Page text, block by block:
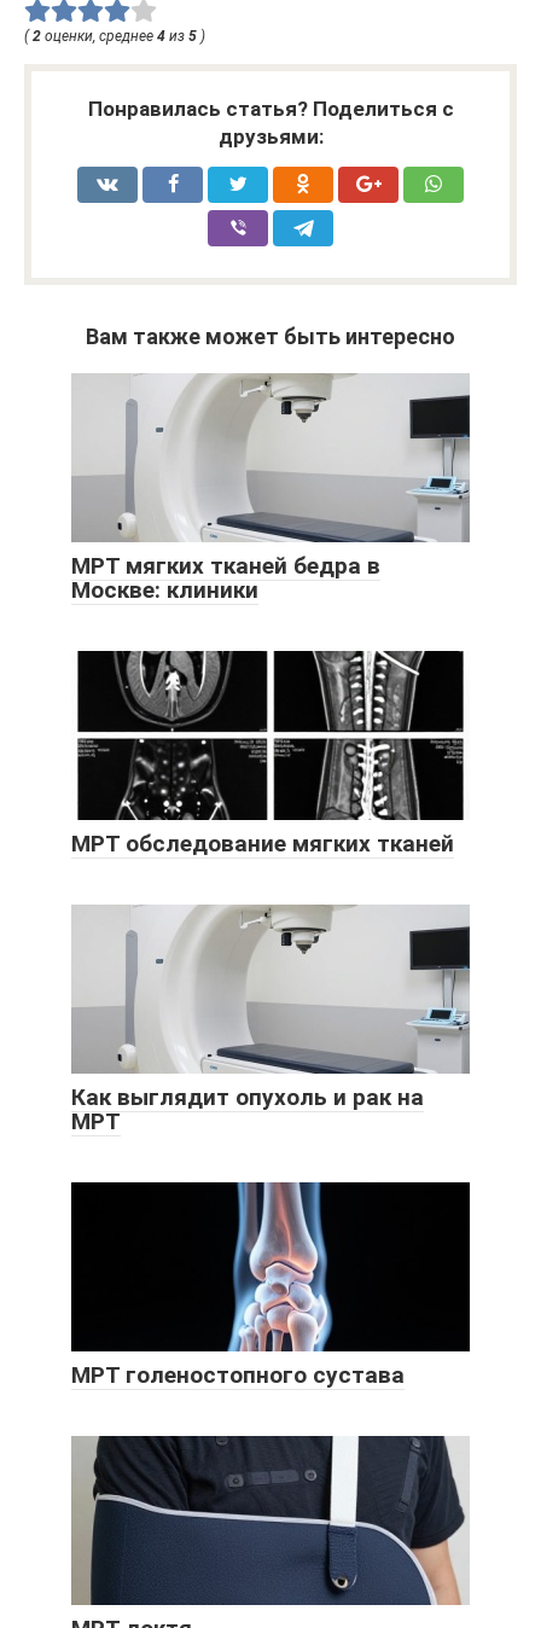
(2 оценки, среднее 4 из 5 )
Понравилась статья? Поделиться с
друзьями:
Вам также может быть интересно
МРТ мягких тканей бедра в
Москве: клиники
МРТ обследование мягких тканей
Как выглядит опухоль и рак на
МРТ
МРТ голеностопного сустава